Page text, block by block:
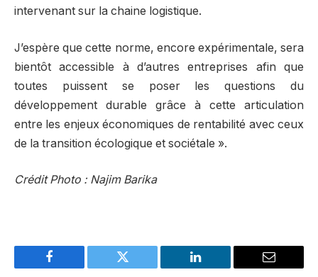
intervenant sur la chaine logistique.
J’espère que cette norme, encore expérimentale, sera
bientôt accessible à d’autres entreprises afin que
toutes puissent se poser les questions du
développement durable grâce à cette articulation
entre les enjeux économiques de rentabilité avec ceux
de la transition écologique et sociétale ».
Crédit Photo : Najim Barika
Facebook Twitter LinkedIn Email